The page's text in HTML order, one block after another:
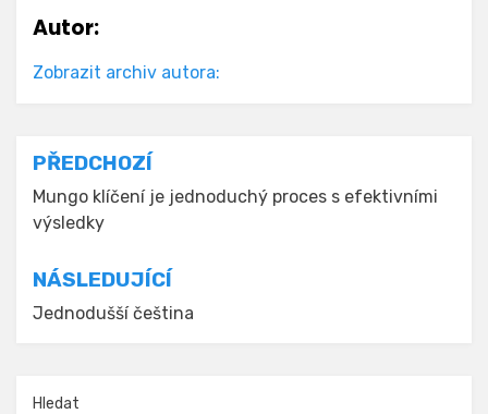
Autor:
Zobrazit archiv autora:
Navigace
pro
příspěvek
PŘEDCHOZÍ
Mungo klíčení je jednoduchý proces s efektivními
výsledky
NÁSLEDUJÍCÍ
Jednodušší čeština
Hledat